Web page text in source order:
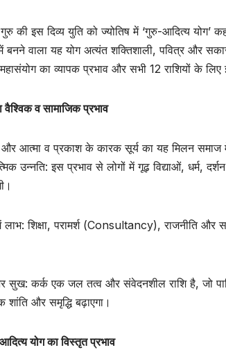
की इस दिव्य युति को ज्योतिष में ‘गुरु-आदित्य
बनने वाला यह योग अत्यंत शक्तिशाली, पवित्र और
का व्यापक प्रभाव और सभी 12 राशियों के लिए
व सामाजिक प्रभाव
आत्मा व प्रकाश के कारक सूर्य का यह मिलन
उन्नति: इस प्रभाव से लोगों में गूढ़ विद्याओं, धर्म,
लाभ: शिक्षा, परामर्श (Consultancy), राजनीति और
सुख: कर्क एक जल तत्व और संवेदनशील राशि है, जो
और समृद्धि बढ़ाएगा।
योग का विस्तृत प्रभाव